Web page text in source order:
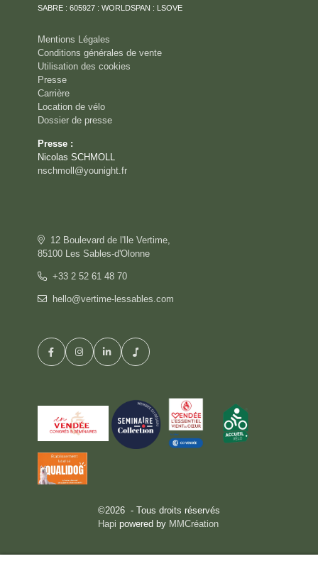
SABRE : 605927 : WORLDSPAN : LSOVE
Mentions Légales
Conditions générales de vente
Utilisation des cookies
Presse
Carrière
Location de vélo
Dossier de presse
Presse :
Nicolas SCHMOLL
nschmoll@younight.fr
12 Boulevard de l'Ile Vertime,
85100 Les Sables-d'Olonne
+33 2 52 61 48 70
hello@vertime-lessables.com
©2026 - Tous droits réservés
Hapi powered by MMCréation